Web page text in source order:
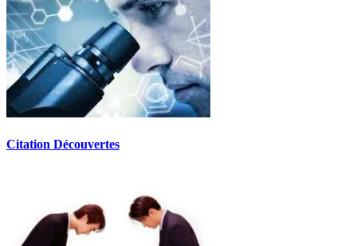
Citation Découvertes